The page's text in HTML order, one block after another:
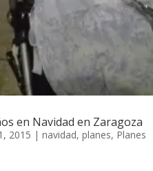
en Navidad en Zaragoza
2015 | navidad, planes, Planes